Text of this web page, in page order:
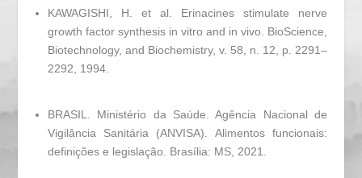
KAWAGISHI, H. et al. Erinacines stimulate nerve
growth factor synthesis in vitro and in vivo. BioScience,
Biotechnology, and Biochemistry, v. 58, n. 12, p. 2291–
2292, 1994.
BRASIL. Ministério da Saúde. Agência Nacional de
Vigilância Sanitária (ANVISA). Alimentos funcionais:
definições e legislação . Brasília: MS, 2021.